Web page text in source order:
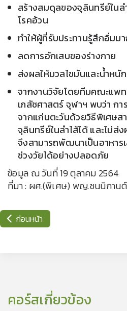
สร้างสมดุลของจุลินทรีย์ในล
โรคอ้วน
ทำให้ผู้ที่รับประทานรู้สึกอิ่มม
ลดการอักเสบของร่างกาย
ส่งผลให้มวลไขมันและน้ำหนั
จากงานวิจัยโดยทีมคณะแพ
เภสัชศาสตร์ จุฬาฯ พบว่า ก
จากแก่นตะวันด้วยวิธีพิเศษส
จุลินทรีย์ในลำไส้ได้ และไม่ส่
จึงสามารถพัฒนาเป็นอาหา
ช่วงวัยได้อย่างปลอดภัย
ข้อมูล ณ วันที่ 19 ตุลาคม 2564
ที่มา : ผศ.(พิเศษ) พญ.ชนนิกาน
ก่อนหน้า
คอร์สเกี่ยวข้อง